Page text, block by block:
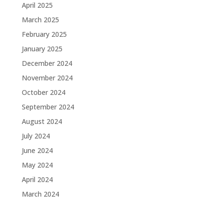
April 2025
March 2025
February 2025
January 2025
December 2024
November 2024
October 2024
September 2024
August 2024
July 2024
June 2024
May 2024
April 2024
March 2024